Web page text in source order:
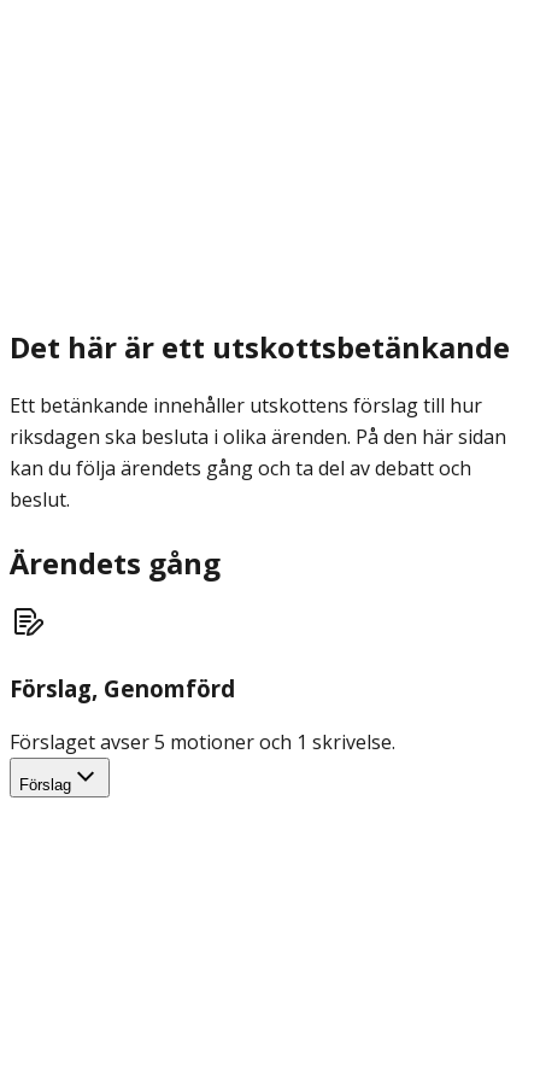
Det här är ett utskottsbetänkande
Ett betänkande innehåller utskottens förslag till hur
riksdagen ska besluta i olika ärenden. På den här sidan
kan du följa ärendets gång och ta del av debatt och
beslut.
Ärendets gång
Förslag, Genomförd
Förslaget avser 5 motioner och 1 skrivelse.
Förslag